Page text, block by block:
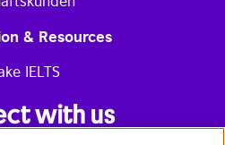
& Resources
IELTS
with us